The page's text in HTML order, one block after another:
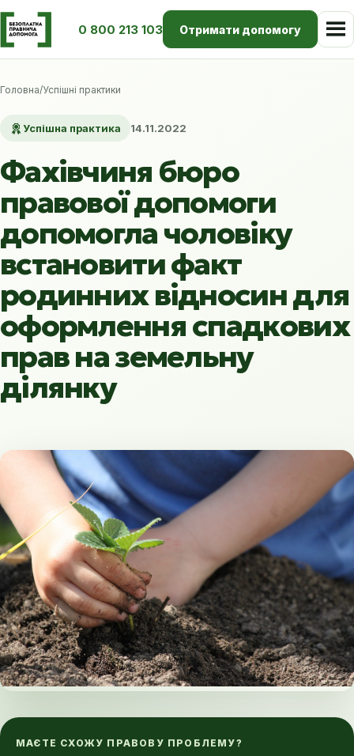
0 800 213 103 Отримати допомогу
Головна/Успішні практики
Успішна практика 14.11.2022
Фахівчиня бюро
правової допомоги
допомогла чоловіку
встановити факт
родинних відносин для
оформлення спадкових
прав на земельну
ділянку
МАЄТЕ СХОЖУ ПРАВОВУ ПРОБЛЕМУ?